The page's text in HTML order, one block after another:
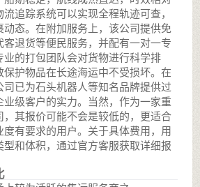
追踪系统可以实现全程轨迹可查，
态。在附加服务上，该公司提供免
退货等便民服务，并配有一对一专
业的打包团队会对货物进行科学排
护物品在长途海运中不受损坏。在
已为石头机器人等知名品牌提供过
级客户的实力。当然，作为一家重
，其报价可能不会是较低的，更适合
有要求的用户。关于具体费用，用
和体积，通过官方客服获取详细报